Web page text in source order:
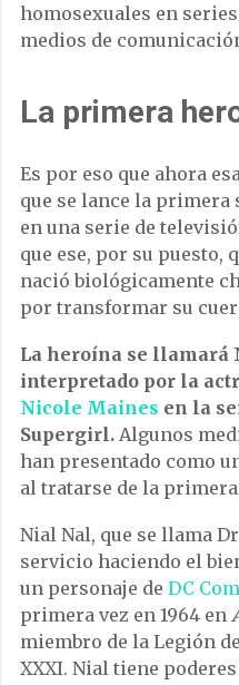
homosexuales en
medios de
La primera
Es por eso que ahora
que se lance la
en una serie de
que ese, por su puesto,
nació biológicamente
por transformar su
La heroína se llamará
interpretado por la
Nicole Maines en la
Supergirl. Algunos
han presentado como
al tratarse de la
Nial Nal, que se llama
servicio haciendo el
un personaje de DC
primera vez en 1964 en
miembro de la Legión
XXXI. Nial tiene